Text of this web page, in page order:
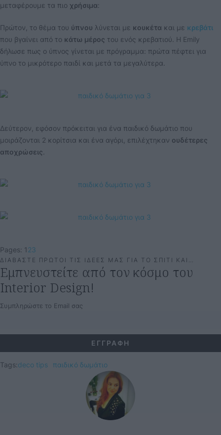
μεταφέρουμε τα πιο χρήσιμα:
Πρώτον, το θέμα του ύπνου λύνεται με κουκέτα και με κρεβάτι
που βγαίνει από το κάτω μέρος του ενός κρεβατιού. Η Emily
δήλωσε πως ο ύπνος γίνεται με πρόγραμμα: πρώτα πέφτει για
ύπνο το μικρότερο παιδί και μετά τα μεγαλύτερα.
Δεύτερον, εφόσον πρόκειται για ένα παιδικό δωμάτιο που
μοιράζονται 2 κορίτσια και ένα αγόρι, επιλέχτηκαν ουδέτερες
αποχρώσεις
Pages: 123
ΔΙΑΒΑΣΤΕ ΠΡΩΤΟΙ ΤΙΣ ΙΔΕΕΣ ΜΑΣ ΓΙΑ ΤΟ ΣΠΙΤΙ ΚΑΙ…
Εμπνευστείτε από τον κόσμο του
Interior Design!
Συμπληρώστε το Email σας
Tags:deco tips παιδικό δωμάτιο